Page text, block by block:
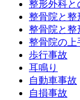
整形外科と
整骨院と整
整骨院と整
整骨院の上
歩行事故
耳鳴り
自動車事故
自損事故